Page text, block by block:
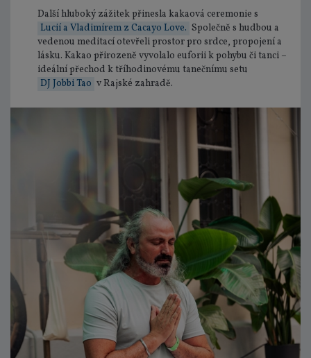
Další hluboký zážitek přinesla kakaová ceremonie s
Lucií a Vladimírem z Cacayo Love. Společně s hudbou a
vedenou meditací otevřeli prostor pro srdce, propojení a
lásku. Kakao přirozeně vyvolalo euforii k pohybu či tanci –
ideální přechod k tříhodinovému tanečnímu setu
DJ Jobbi Tao v Rajské zahradě.